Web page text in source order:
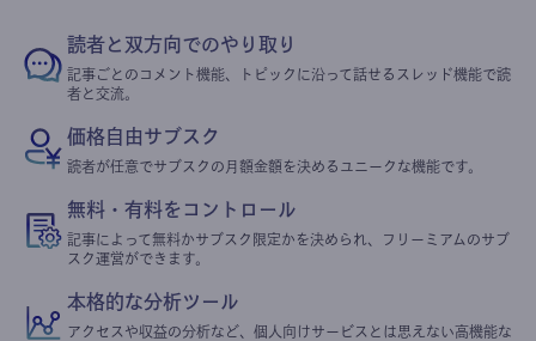
読者と双方向でのやり取り
記事ごとのコメント機能、トピックに沿って話せるスレッド機能で読
者と交流。
価格自由サブスク
読者が任意でサブスクの月額金額を決めるユニークな機能です。
無料・有料をコントロール
記事によって無料かサブスク限定かを決められ、フリーミアムのサブ
スク運営ができます。
本格的な分析ツール
アクセスや収益の分析など、個人向けサービスとは思えない高機能な